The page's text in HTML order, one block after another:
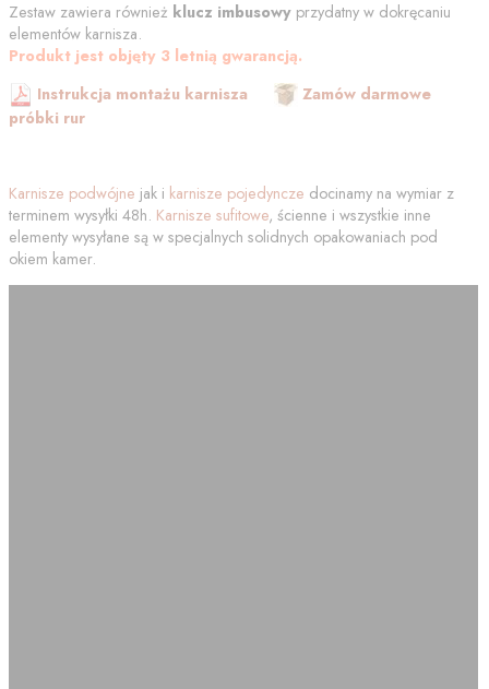
Zestaw zawiera również klucz imbusowy przydatny w dokręcaniu
elementów karnisza.
Produkt jest objęty 3 letnią gwarancją.
Instrukcja montażu karnisza
Zamów darmowe
próbki rur
Karnisze podwójne jak i karnisze pojedyncze docinamy na wymiar z
terminem wysyłki 48h. Karnisze sufitowe, ścienne i wszystkie inne
elementy wysyłane są w specjalnych solidnych opakowaniach pod
okiem kamer.